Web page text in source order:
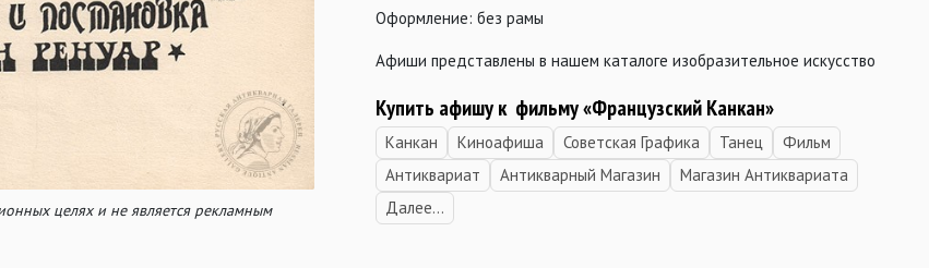
целях и не является рекламным
Оформление: без рамы
Афиши представлены в нашем каталоге изобразительное искусство
Купить афишу к фильму «Французский Канкан»
Канкан Киноафиша Советская Графика Танец
Фильм
Антиквариат
Антикварный Магазин
Магазин Антиквариата
Далее...